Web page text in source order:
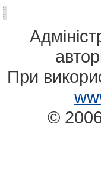
При
©